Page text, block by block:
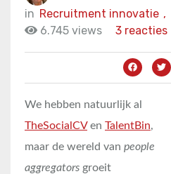
in Recruitment innovatie ,
6.745 views
3 reacties
We hebben natuurlijk al
TheSocialCVen TalentBin,
maar de wereld van people
aggregators groeit